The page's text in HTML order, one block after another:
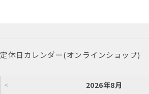
定休日カレンダー(オンラインショップ)
< 2026年8月